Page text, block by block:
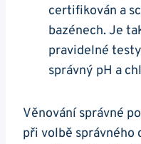
certifikován a
bazénech. Je
pravidelné
správný pH a
Věnování správné
při volbě